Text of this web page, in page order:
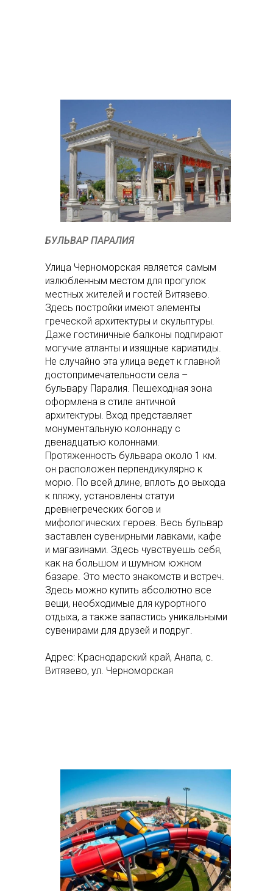
БУЛЬВАР ПАРАЛИЯ
Улица Черноморская является самым
излюбленным местом для прогулок
местных жителей и гостей Витязево.
Здесь постройки имеют элементы
греческой архитектуры и скульптуры.
Даже гостиничные балконы подпирают
могучие атланты и изящные кариатиды.
Не случайно эта улица ведет к главной
достопримечательности села –
бульвару Паралия. Пешеходная зона
оформлена в стиле античной
архитектуры. Вход представляет
монументальную колоннаду с
двенадцатью колоннами.
Протяженность бульвара около 1 км.
он расположен перпендикулярно к
морю. По всей длине, вплоть до выхода
к пляжу, установлены статуи
древнегреческих богов и
мифологических героев. Весь бульвар
заставлен сувенирными лавками, кафе
и магазинами. Здесь чувствуешь себя,
как на большом и шумном южном
базаре. Это место знакомств и встреч.
Здесь можно купить абсолютно все
вещи, необходимые для курортного
отдыха, а также запастись уникальными
сувенирами для друзей и подруг.
Адрес: Краснодарский край, Анапа, с.
Витязево, ул. Черноморская